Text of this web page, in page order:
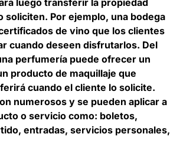
soliciten. Por ejemplo, una bodega
de vino que los clientes
cuando deseen disfrutarlos. Del
perfumería puede ofrecer un
producto de maquillaje que
cuando el cliente lo solicite.
numerosos y se pueden aplicar a
o servicio como: boletos,
entradas, servicios personales,